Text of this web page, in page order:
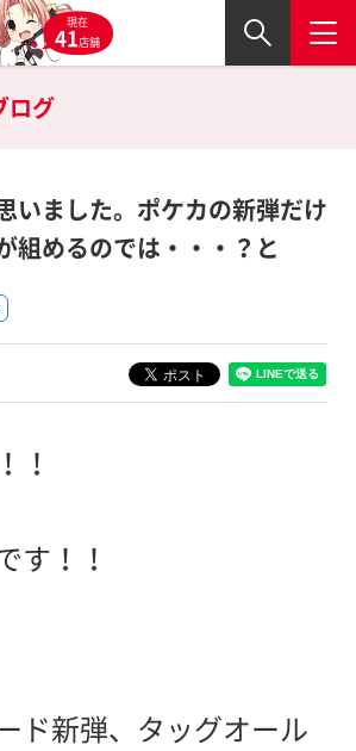
現在
41店舗
ログ
いました。ポケカの新弾だけ
組めるのでは・・・？と
！
す！！
ド新弾、タッグオール